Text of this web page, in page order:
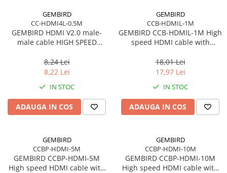
GEMBIRD
CC-HDMI4L-0.5M
GEMBIRD HDMI V2.0 male-
male cable HIGH SPEED
8,24 Lei
8,22 Lei
IN STOC
ADAUGA IN COS
GEMBIRD
CCB-HDMIL-1M
GEMBIRD CCB-HDMIL-1M High
speed HDMI cable with
18,01 Lei
17,97 Lei
IN STOC
ADAUGA IN COS
GEMBIRD
CCBP-HDMI-5M
GEMBIRD CCBP-HDMI-5M
High speed HDMI cable with
GEMBIRD
CCBP-HDMI-10M
GEMBIRD CCBP-HDMI-10M
High speed HDMI cable with